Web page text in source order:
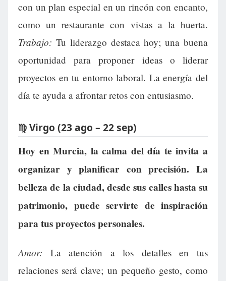
con un plan especial en un rincón con encanto,
como un restaurante con vistas a la huerta.
Trabajo: Tu liderazgo destaca hoy; una buena
oportunidad para proponer ideas o liderar
proyectos en tu entorno laboral. La energía del
día te ayuda a afrontar retos con entusiasmo.
♍ Virgo (23 ago – 22 sep)
Hoy en Murcia, la calma del día te invita a
organizar y planificar con precisión. La
belleza de la ciudad, desde sus calles hasta su
patrimonio, puede servirte de inspiración
para tus proyectos personales.
Amor: La atención a los detalles en tus
relaciones será clave; un pequeño gesto, como